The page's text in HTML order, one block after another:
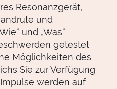
Resonanzgerät,
und
und „Was“
getestet
Möglichkeiten des
Sie zur Verfügung
werden auf